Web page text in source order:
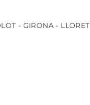
- GIRONA - LLORET